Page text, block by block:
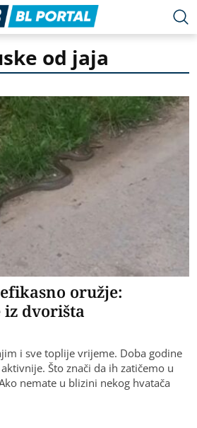
od jaja
oružje:
dvorišta
i sve toplije vrijeme. Doba godine
Što znači da ih zatičemo u
nemate u blizini nekog hvatača